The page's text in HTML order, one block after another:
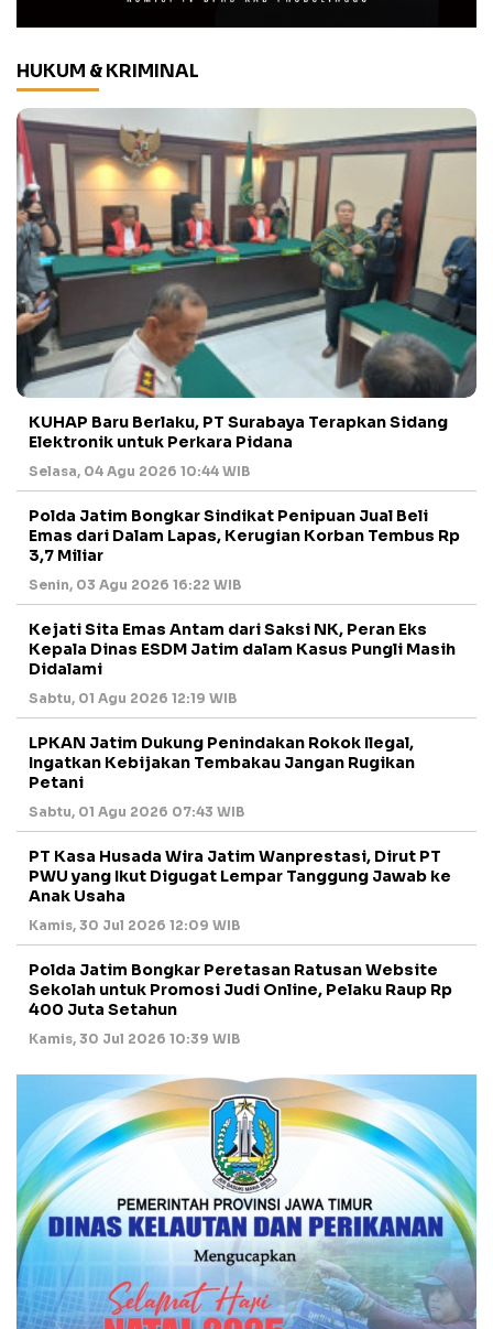
HUKUM & KRIMINAL
KUHAP Baru Berlaku, PT Surabaya Terapkan Sidang
Elektronik untuk Perkara Pidana
Selasa, 04 Agu 2026 10:44 WIB
Polda Jatim Bongkar Sindikat Penipuan Jual Beli
Emas dari Dalam Lapas, Kerugian Korban Tembus Rp
3,7 Miliar
Senin, 03 Agu 2026 16:22 WIB
Kejati Sita Emas Antam dari Saksi NK, Peran Eks
Kepala Dinas ESDM Jatim dalam Kasus Pungli Masih
Didalami
Sabtu, 01 Agu 2026 12:19 WIB
LPKAN Jatim Dukung Penindakan Rokok Ilegal,
Ingatkan Kebijakan Tembakau Jangan Rugikan
Petani
Sabtu, 01 Agu 2026 07:43 WIB
PT Kasa Husada Wira Jatim Wanprestasi, Dirut PT
PWU yang Ikut Digugat Lempar Tanggung Jawab ke
Anak Usaha
Kamis, 30 Jul 2026 12:09 WIB
Polda Jatim Bongkar Peretasan Ratusan Website
Sekolah untuk Promosi Judi Online, Pelaku Raup Rp
400 Juta Setahun
Kamis, 30 Jul 2026 10:39 WIB